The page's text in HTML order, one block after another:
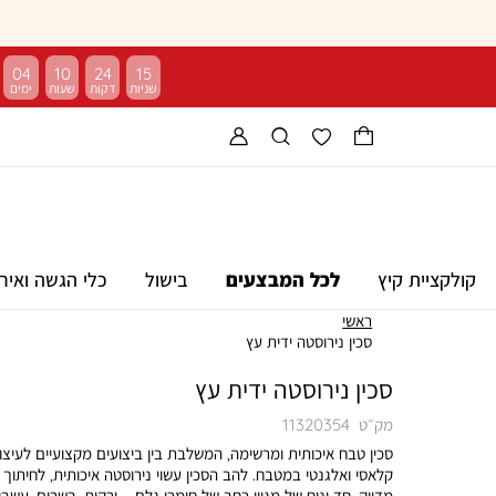
04 10 24 15
קולקציית קיץ לכל המבצעים בישול כלי הגשה
ראשי
סכין נירוסטה ידית עץ
סכין נירוסטה ידית עץ
מק״ט 11320354
סכין טבח איכותית ומרשימה, המשלבת בין ביצועים מקצועיים
קלאסי ואלגנטי במטבח. להב הסכין עשוי נירוסטה איכותית, לחיתוך